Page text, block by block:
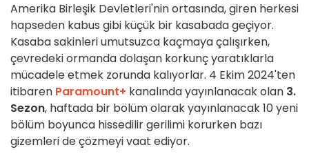
Amerika Birleşik Devletleri'nin ortasında, giren herkesi
hapseden kabus gibi küçük bir kasabada geçiyor.
Kasaba sakinleri umutsuzca kaçmaya çalışırken,
çevredeki ormanda dolaşan korkunç yaratıklarla
mücadele etmek zorunda kalıyorlar. 4 Ekim 2024'ten
itibaren Paramount+ kanalında yayınlanacak olan 3.
Sezon, haftada bir bölüm olarak yayınlanacak 10 yeni
bölüm boyunca hissedilir gerilimi korurken bazı
gizemleri de çözmeyi vaat ediyor.